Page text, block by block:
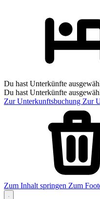
Du hast Unterkünfte
Du hast Unterkünfte
Zur Unterkunftsbuchung Zur
Zum Inhalt springen Zum